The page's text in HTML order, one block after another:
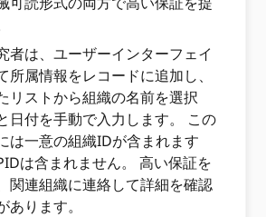
者は、ユーザーインターフェイ
所属情報をレコードに追加し、
リストから組織の名前を選択
日付を手動で入力します。 この
は一意の組織IDが含まれます
は含まれません。 高い保証を
関連組織に連絡して詳細を確認
あります。